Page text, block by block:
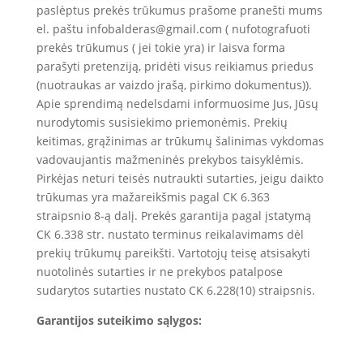
paslėptus prekės trūkumus prašome pranešti mums
el. paštu infobalderas@gmail.com ( nufotografuoti
prekės trūkumus ( jei tokie yra) ir laisva forma
parašyti pretenziją, pridėti visus reikiamus priedus
(nuotraukas ar vaizdo įrašą, pirkimo dokumentus)).
Apie sprendimą nedelsdami informuosime Jus, Jūsų
nurodytomis susisiekimo priemonėmis. Prekių
keitimas, grąžinimas ar trūkumų šalinimas vykdomas
vadovaujantis mažmeninės prekybos taisyklėmis.
Pirkėjas neturi teisės nutraukti sutarties, jeigu daikto
trūkumas yra mažareikšmis pagal CK 6.363
straipsnio 8-ą dalį. Prekės garantija pagal įstatymą
CK 6.338 str. nustato terminus reikalavimams dėl
prekių trūkumų pareikšti. Vartotojų teisę atsisakyti
nuotolinės sutarties ir ne prekybos patalpose
sudarytos sutarties nustato CK 6.228(10) straipsnis.
Garantijos suteikimo sąlygos: